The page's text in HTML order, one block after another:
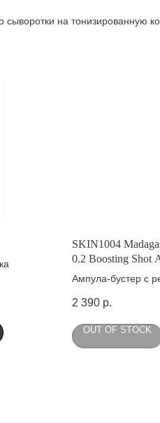
сыворотки на тонизированную
SKIN1004
0.2 Boosting Shot
Ампула-бустер с
2 390 р.
OUT OF STOCK